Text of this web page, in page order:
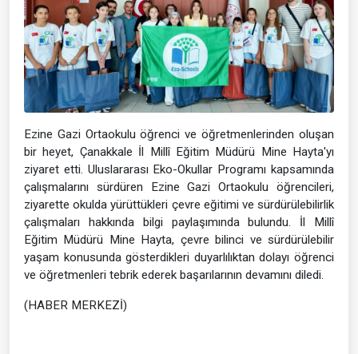
Ezine Gazi Ortaokulu öğrenci ve öğretmenlerinden oluşan
bir heyet, Çanakkale İl Millî Eğitim Müdürü Mine Hayta'yı
ziyaret etti. Uluslararası Eko-Okullar Programı kapsamında
çalışmalarını sürdüren Ezine Gazi Ortaokulu öğrencileri,
ziyarette okulda yürüttükleri çevre eğitimi ve sürdürülebilirlik
çalışmaları hakkında bilgi paylaşımında bulundu. İl Millî
Eğitim Müdürü Mine Hayta, çevre bilinci ve sürdürülebilir
yaşam konusunda gösterdikleri duyarlılıktan dolayı öğrenci
ve öğretmenleri tebrik ederek başarılarının devamını diledi.
(HABER MERKEZİ)